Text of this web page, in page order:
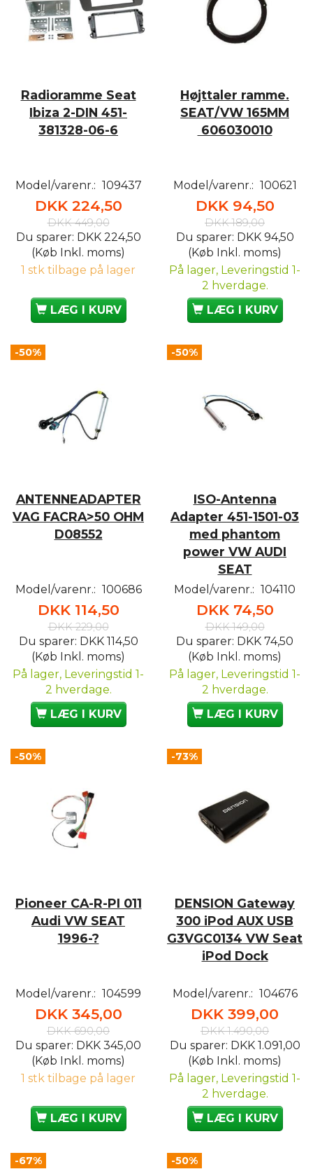
Radioramme Seat
Ibiza 2-DIN 451-
381328-06-6
Model/varenr.: 109437
DKK 224,50
DKK 449,00
Du sparer: DKK 224,50
(Køb Inkl. moms)
1 stk tilbage på lager
LÆG I KURV
Højttaler ramme.
SEAT/VW 165MM
606030010
Model/varenr.: 100621
DKK 94,50
DKK 189,00
Du sparer: DKK 94,50
(Køb Inkl. moms)
På lager, Leveringstid 1-
2 hverdage.
LÆG I KURV
-50%
ANTENNEADAPTER
VAG FACRA>50 OHM
D08552
Model/varenr.: 100686
DKK 114,50
DKK 229,00
Du sparer: DKK 114,50
(Køb Inkl. moms)
På lager, Leveringstid 1-
2 hverdage.
LÆG I KURV
-50%
ISO-Antenna
Adapter 451-1501-03
med phantom
power VW AUDI
SEAT
Model/varenr.: 104110
DKK 74,50
DKK 149,00
Du sparer: DKK 74,50
(Køb Inkl. moms)
På lager, Leveringstid 1-
2 hverdage.
LÆG I KURV
-50%
Pioneer CA-R-PI 011
Audi VW SEAT
1996-?
Model/varenr.: 104599
DKK 345,00
DKK 690,00
Du sparer: DKK 345,00
(Køb Inkl. moms)
1 stk tilbage på lager
LÆG I KURV
-73%
DENSION Gateway
300 iPod AUX USB
G3VGC0134 VW Seat
iPod Dock
Model/varenr.: 104676
DKK 399,00
DKK 1.490,00
Du sparer: DKK 1.091,00
(Køb Inkl. moms)
På lager, Leveringstid 1-
2 hverdage.
LÆG I KURV
-67% -50%